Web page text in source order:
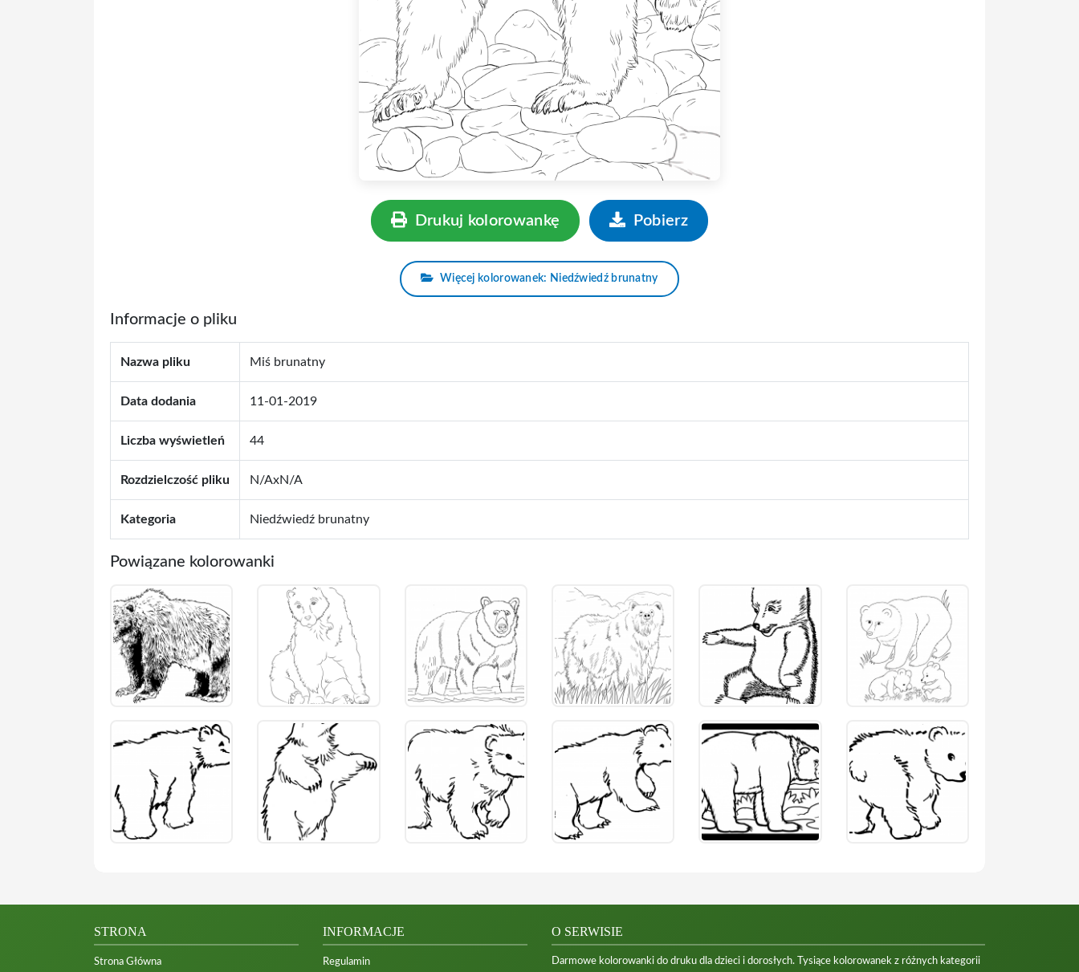
Drukuj kolorowankę Pobierz
Więcej kolorowanek: Niedźwiedź brunatny
Informacje o pliku
Nazwa pliku Miś brunatny
Data dodania 11-01-2019
Liczba wyświetleń 44
Rozdzielczość pliku N/AxN/A
Kategoria Niedźwiedź brunatny
Powiązane kolorowanki
STRONA
Strona Główna
INFORMACJE
Regulamin
O SERWISIE
Darmowe kolorowanki do druku dla dzieci i dorosłych. Tysiące kolorowanek z różnych kategorii